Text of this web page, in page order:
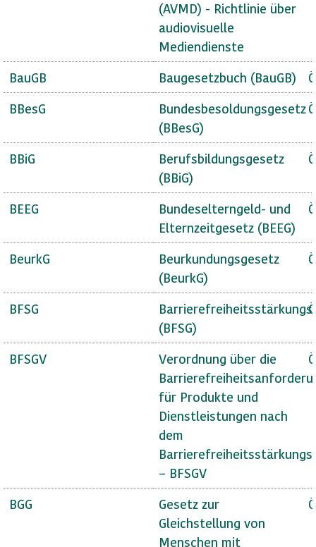
(AVMD) - Richtlinie über
audiovisuelle
Mediendienste
BauGB Baugesetzbuch (BauGB)
BBesG
Bundesbesoldungsgesetz
(BBesG)
BBiG
Berufsbildungsgesetz
(BBiG)
BEEG
Bundeselterngeld- und
Elternzeitgesetz (BEEG)
BeurkG
Beurkundungsgesetz
(BeurkG)
BFSG
(BFSG)
BFSGV
Verordnung über die
für Produkte und
Dienstleistungen nach
dem
– BFSGV
BGG
Gesetz zur
Gleichstellung von
Menschen mit